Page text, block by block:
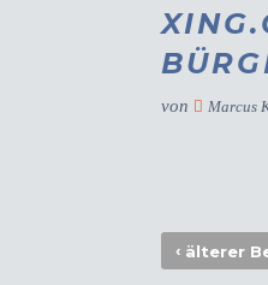
von Marcus
‹ älterer